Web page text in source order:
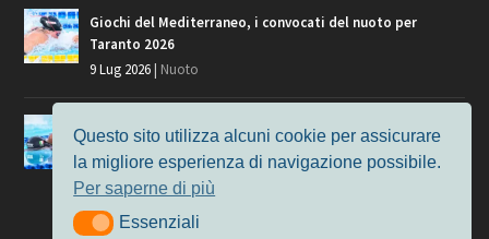
Giochi del Mediterraneo, i convocati del nuoto per
Taranto 2026
9 Lug 2026| Nuoto
Europei di Nuoto Parigi 2026: fra veterani e giovani, chi
7 Lug 2026
Nuoto
Questo sito utilizza alcuni cookie per assicurare
la migliore esperienza di navigazione possibile.
Per saperne di più
EssenzialiEssenziali